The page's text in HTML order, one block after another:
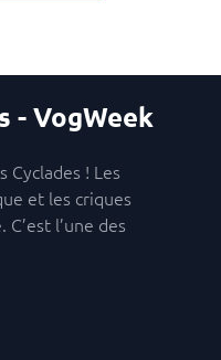
- VogWeek
Cyclades ! Les
et les criques
l’une des